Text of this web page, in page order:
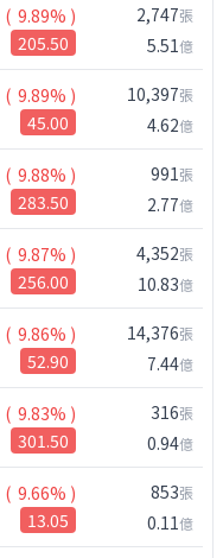
( 9.89% )
205.50
2,747張
5.51億
( 9.89% )
45.00
10,397張
4.62億
( 9.88% )
283.50
991張
2.77億
( 9.87% )
256.00
4,352張
10.83億
( 9.86% )
52.90
14,376張
7.44億
( 9.83% )
301.50
316張
0.94億
( 9.66% )
13.05
853張
0.11億